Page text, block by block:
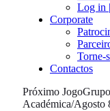
Log in
Corporate
Torne-
Contactos
Próximo Jogo
Académica/Agosto